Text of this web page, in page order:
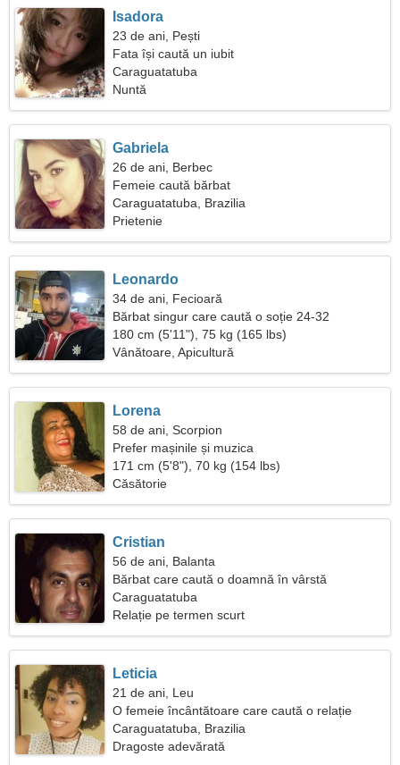
Isadora
23 de ani, Pești
Fata își caută un iubit
Caraguatatuba
Nuntă
Gabriela
26 de ani, Berbec
Femeie caută bărbat
Caraguatatuba, Brazilia
Prietenie
Leonardo
34 de ani, Fecioară
Bărbat singur care caută o soție 24-32
180 cm (5'11"), 75 kg (165 lbs)
Vânătoare, Apicultură
Lorena
58 de ani, Scorpion
Prefer mașinile și muzica
171 cm (5'8"), 70 kg (154 lbs)
Căsătorie
Cristian
56 de ani, Balanta
Bărbat care caută o doamnă în vârstă
Caraguatatuba
Relație pe termen scurt
Leticia
21 de ani, Leu
O femeie încântătoare care caută o relație
serioasă
Caraguatatuba, Brazilia
Dragoste adevărată